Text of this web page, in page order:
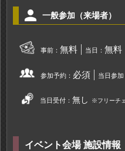
person 一般参加（来場者）
事前： 無料 当日： 無料
参加予約： 必須 当日参加
当日受付：無し ※フリーチ
イベント会場 施設情報